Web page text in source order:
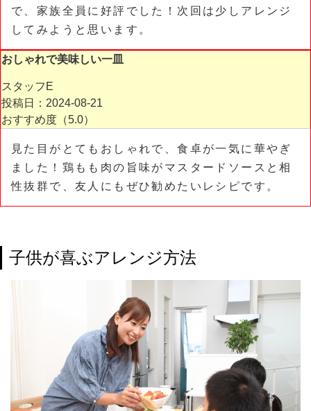
で、家族全員に好評でした！次回は少しアレンジ
してみようと思います。
おしゃれで美味しい一皿
スタッフE
投稿日：2024-08-21
おすすめ度（5.0）
見た目がとてもおしゃれで、食卓が一気に華やぎ
ました！鶏もも肉の旨味がマスタードソースと相
性抜群で、友人にもぜひ勧めたいレシピです。
子供が喜ぶアレンジ方法